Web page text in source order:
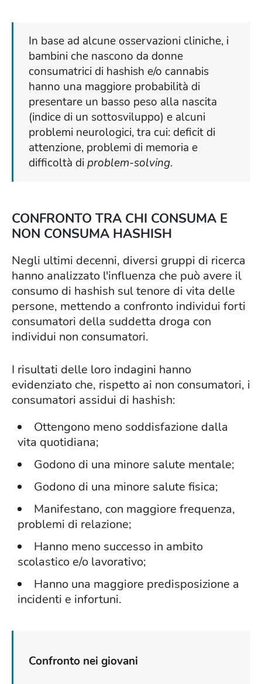
In base ad alcune osservazioni cliniche, i
bambini che nascono da donne
consumatrici di hashish e/o cannabis
hanno una maggiore probabilità di
presentare un basso peso alla nascita
(indice di un sottosviluppo) e alcuni
problemi neurologici, tra cui: deficit di
attenzione, problemi di memoria e
difficoltà di problem-solving.
CONFRONTO TRA CHI CONSUMA E
NON CONSUMA HASHISH
Negli ultimi decenni, diversi gruppi di ricerca
hanno analizzato l'influenza che può avere il
consumo di hashish sul tenore di vita delle
persone, mettendo a confronto individui forti
consumatori della suddetta droga con
individui non consumatori.
I risultati delle loro indagini hanno
evidenziato che, rispetto ai non consumatori, i
consumatori assidui di hashish:
Ottengono meno soddisfazione dalla
vita quotidiana;
Godono di una minore salute mentale;
Godono di una minore salute fisica;
Manifestano, con maggiore frequenza,
problemi di relazione;
Hanno meno successo in ambito
scolastico e/o lavorativo;
Hanno una maggiore predisposizione a
incidenti e infortuni.
Confronto nei giovani